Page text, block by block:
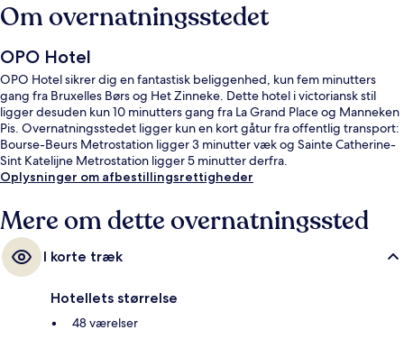
Om overnatningsstedet
OPO Hotel
OPO Hotel sikrer dig en fantastisk beliggenhed, kun fem minutters
gang fra Bruxelles Børs og Het Zinneke. Dette hotel i victoriansk stil
ligger desuden kun 10 minutters gang fra La Grand Place og Manneken
Pis. Overnatningsstedet ligger kun en kort gåtur fra offentlig transport:
Bourse-Beurs Metrostation ligger 3 minutter væk og Sainte Catherine-
Sint Katelijne Metrostation ligger 5 minutter derfra.
Oplysninger om afbestillingsrettigheder
Mere om dette overnatningssted
I korte træk
Hotellets størrelse
48 værelser